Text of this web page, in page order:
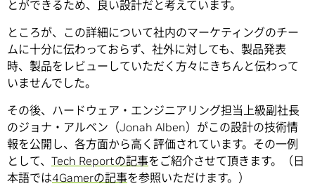
とができるため、良い設計だと考えています。
ところが、この詳細について社内のマーケティングのチー
ムに十分に伝わっておらず、社外に対しても、製品発表
時、製品をレビューしていただく方々にきちんと伝わって
いませんでした。
その後、ハードウェア・エンジニアリング担当上級副社長
のジョナ・アルベン（Jonah Alben）がこの設計の技術情
報を公開し、各方面から高く評価されています。その一例
として、 Tech Reportの記事をご紹介させて頂きます。（日
本語では4Gamerの記事を参照いただけます。）